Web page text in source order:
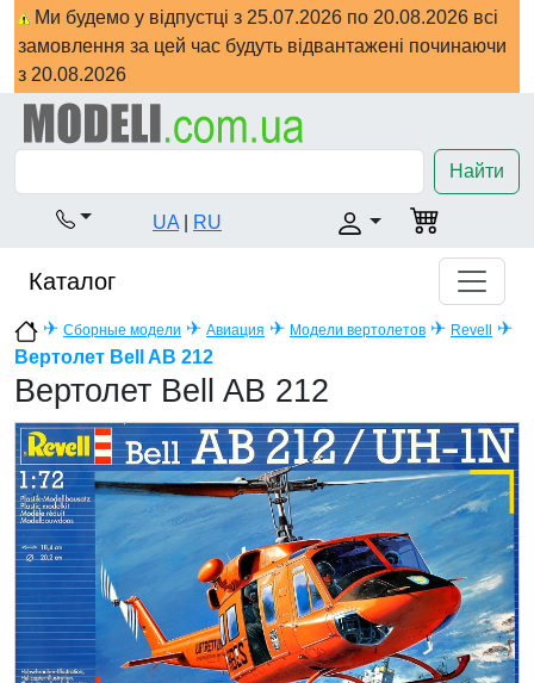
Ми будемо у відпустці з 25.07.2026 по 20.08.2026 всі
замовлення за цей час будуть відвантажені починаючи
з 20.08.2026
Найти
UA RU
Каталог
✈ Сборные модели ✈ Авиация ✈ Модели вертолетов ✈ Revell
✈
Вертолет Bell AB 212
Вертолет Bell AB 212